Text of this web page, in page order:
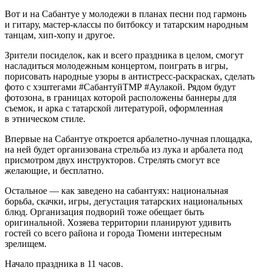
Вот и на Сабантуе у молодежи в планах песни под гармонь
и гитару, мастер-классы по битбоксу и татарским народным
танцам, хип-хопу и другое.
Зрители посиделок, как и всего праздника в целом, смогут
насладиться молодежным концертом, поиграть в игры,
порисовать народные узоры в антистресс-раскрасках, сделать
фото с хэштегами #СабантуйТМР #Аулакой. Рядом будут
фотозона, в границах которой расположены баннеры для
съемок, и арка с татарской литературой, оформленная
в этническом стиле.
Впервые на Сабантуе откроется арбалетно-лучная площадка,
на ней будет организована стрельба из лука и арбалета под
присмотром двух инструкторов. Стрелять смогут все
желающие, и бесплатно.
Остальное — как заведено на сабантуях: национальная
борьба, скачки, игры, дегустация татарских национальных
блюд. Организация подворий тоже обещает быть
оригинальной. Хозяева территории планируют удивить
гостей со всего района и города Тюмени интересным
зрелищем.
Начало праздника в 11 часов.